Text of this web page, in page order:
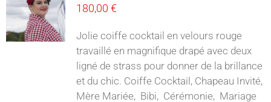
180,00 €
Jolie coiffe cocktail en velours rouge
travaillé en magnifique drapé avec deux
ligné de strass pour donner de la brillance
et du chic. Coiffe Cocktail, Chapeau Invité,
Mère Mariée, Bibi, Cérémonie, Mariage